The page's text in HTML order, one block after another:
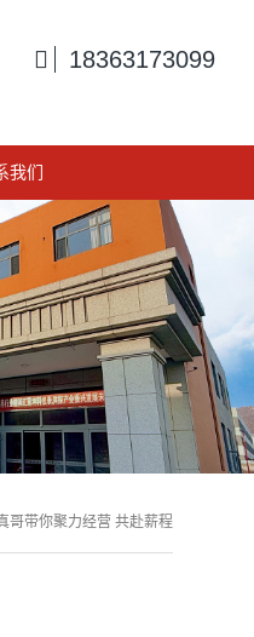
 18363173099
我们
哥带你聚力经营 共赴薪程